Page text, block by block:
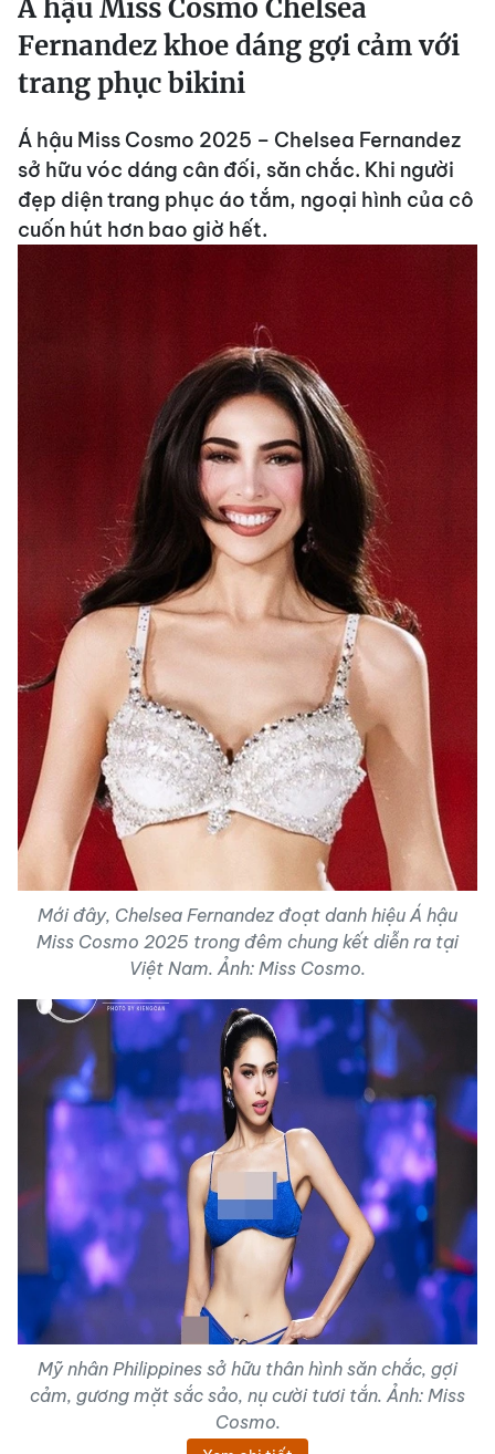
Á hậu Miss Cosmo Chelsea
Fernandez khoe dáng gợi cảm với
trang phục bikini
Á hậu Miss Cosmo 2025 – Chelsea Fernandez
sở hữu vóc dáng cân đối, săn chắc. Khi người
đẹp diện trang phục áo tắm, ngoại hình của cô
cuốn hút hơn bao giờ hết.
Mới đây, Chelsea Fernandez đoạt danh hiệu Á hậu
Miss Cosmo 2025 trong đêm chung kết diễn ra tại
Việt Nam. Ảnh: Miss Cosmo.
Mỹ nhân Philippines sở hữu thân hình săn chắc, gợi
cảm, gương mặt sắc sảo, nụ cười tươi tắn. Ảnh: Miss
Cosmo.